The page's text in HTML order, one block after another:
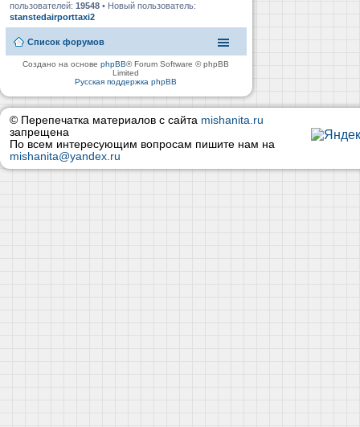
пользователей: 19548 • Новый пользователь:
stanstedairporttaxi2
Список форумов
Создано на основеphpBB® Forum Software © phpBB
Limited
Русская поддержка phpBB
© Перепечатка материалов с сайта mishanita.ru
запрещена
По всем интересующим вопросам пишите нам на
mishanita@yandex.ru